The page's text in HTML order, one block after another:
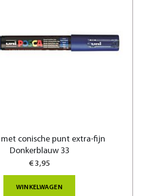
met conische punt extra-fijn
Donkerblauw 33
€ 3,95
WINKELWAGEN